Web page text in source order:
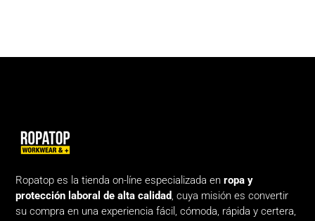
Ropatop es la tienda on-líne especializada enropa y
protección laboral de alta calidad, cuya misión es convertir
su compra en una experiencia fácil, cómoda, rápida y certera,